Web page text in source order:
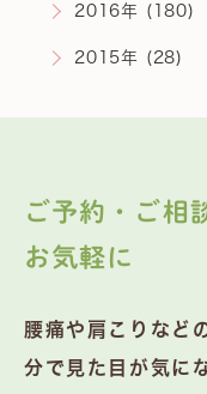
2016年 (180)
2015年 (28)
ご予約・ご相
お気軽に
腰痛や肩こりなど
分で見た目が気に